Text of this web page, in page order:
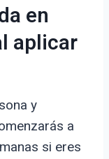
en
aplicar
y
a
si eres